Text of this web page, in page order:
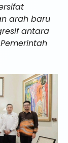
arah baru
antara